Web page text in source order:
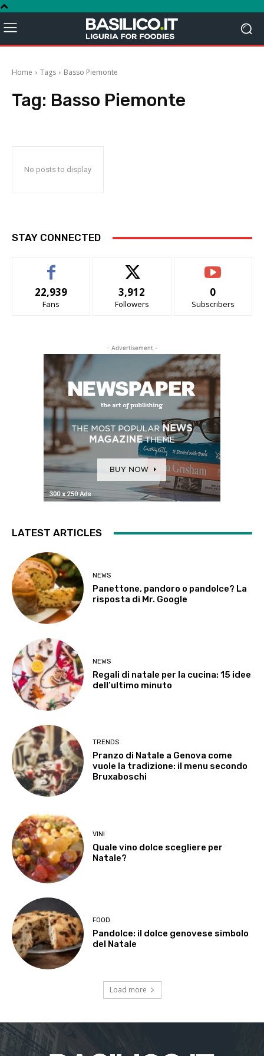
Home Tags Basso Piemonte
Tag: Basso Piemonte
No posts to display
STAY CONNECTED
22,939
Fans
3,912
Followers
0
Subscribers
- Advertisement -
LATEST ARTICLES
NEWS
Panettone, pandoro o pandolce? La
risposta di Mr. Google
NEWS
Regali di natale per la cucina: 15 idee
dell’ultimo minuto
TRENDS
Pranzo di Natale a Genova come
vuole la tradizione: il menu secondo
Bruxaboschi
VINI
Quale vino dolce scegliere per
Natale?
FOOD
Pandolce: il dolce genovese simbolo
del Natale
Load more